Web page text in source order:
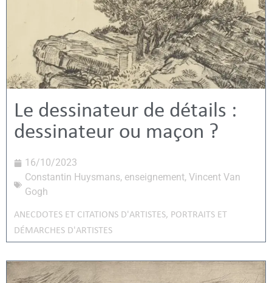
Le dessinateur de détails :
dessinateur ou maçon ?
16/10/2023
Constantin Huysmans, enseignement, Vincent Van
Gogh
ANECDOTES ET CITATIONS D'ARTISTES, PORTRAITS ET
DÉMARCHES D'ARTISTES